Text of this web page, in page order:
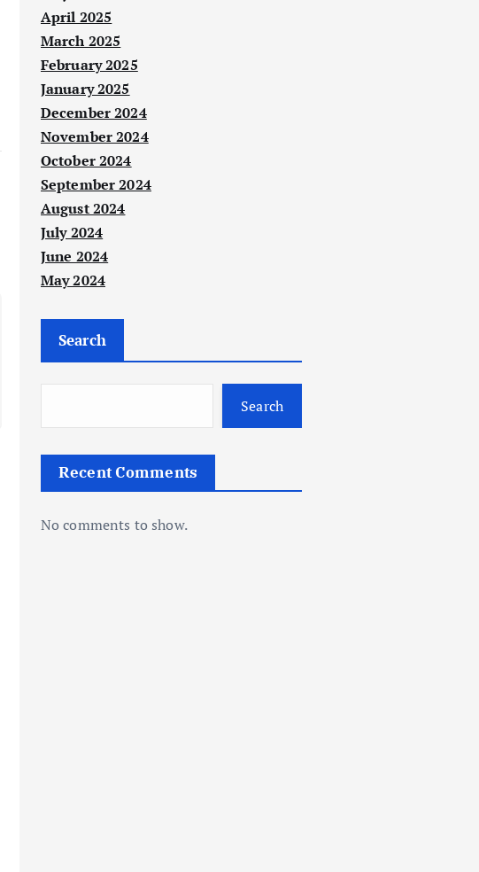
April 2025
March 2025
February 2025
January 2025
December 2024
November 2024
October 2024
September 2024
August 2024
July 2024
June 2024
May 2024
Search
Search
Recent Comments
No comments to show.